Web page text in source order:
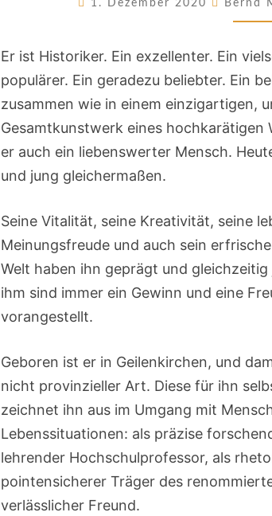
1. Dezember 2020 Bernd
Er ist Historiker. Ein exzellenter. Ein
populärer. Ein geradezu beliebter. Ein
zusammen wie in einem einzigartigen,
Gesamtkunstwerk eines hochkarätigen
er auch ein liebenswerter Mensch.
und jung gleichermaßen.
Seine Vitalität, seine Kreativität, seine
Meinungsfreude und auch sein
Welt haben ihn geprägt und
ihm sind immer ein Gewinn und eine
vorangestellt.
Geboren ist er in Geilenkirchen, und
nicht provinzieller Art. Diese für ihn
zeichnet ihn aus im Umgang mit
Lebenssituationen: als präzise
lehrender Hochschulprofessor, als
pointensicherer Träger des
verlässlicher Freund.